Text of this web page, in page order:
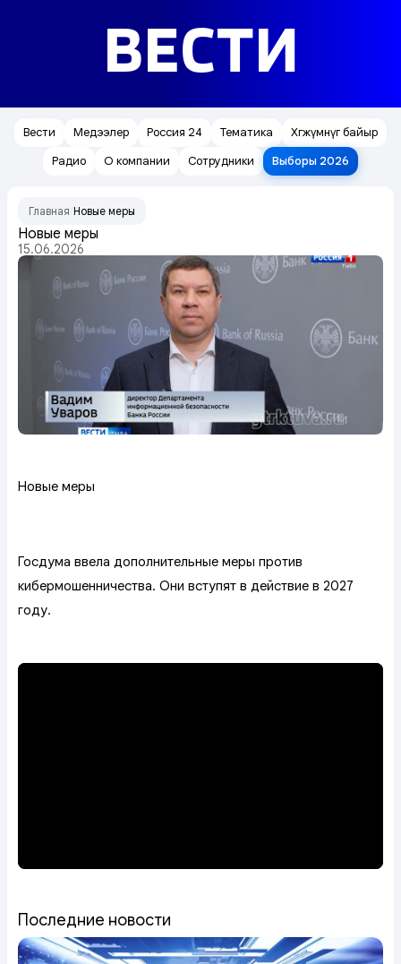
ВЕСТИ
Вести Медээлер Россия 24 Тематика
Хөгжүмнүг байыр
Радио
О компании Сотрудники Выборы 2026
Главная Новые меры
Новые меры
15.06.2026
Новые меры
Госдума ввела дополнительные меры против
кибермошенничества. Они вступят в действие в 2027
году.
Последние новости